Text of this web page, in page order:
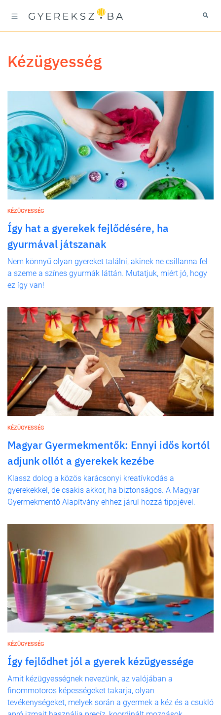
kézügyesség
KÉZÜGYESSÉG
Így hat a gyerekek fejlődésére, ha
gyurmával játszanak
Nem könnyű olyan gyereket találni, akinek ne csillanna fel
a szeme a színes gyurmák láttán. Mutatjuk, miért jó, hogy
ez így van!
KÉZÜGYESSÉG
Magyar Gyermekmentők: Ennyi idős kortól
adjunk ollót a gyerekek kezébe
Klassz dolog a közös karácsonyi kreatívkodás a
gyerekekkel, de csakis akkor, ha biztonságos. A Magyar
Gyermekmentő Alapítvány ehhez járul hozzá tippjével.
KÉZÜGYESSÉG
Így fejlődhet jól a gyerek kézügyessége
Amit kézügyességnek nevezünk, az valójában a
finommotoros képességeket takarja, olyan
tevékenységeket, melyek során a gyermek a kéz és a csukló